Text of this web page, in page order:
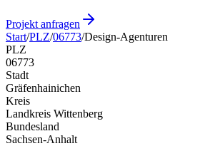
Projekt anfragen
Start/PLZ/06773/Design-Agenturen
PLZ
06773
Stadt
Gräfenhainichen
Kreis
Landkreis Wittenberg
Bundesland
Sachsen-Anhalt